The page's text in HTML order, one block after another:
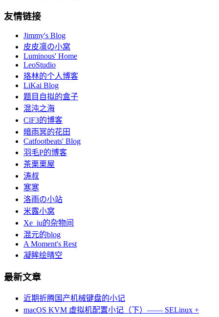
友情链接
Jimmy's Blog
皮皮凛の小窝
Luminous' Home
LeoStudio
珞林的个人博客
LiKai Blog
题目自拟的盒子
混沌之海
ClF3的博客
暗雨冥的花田
Catfootbeats' Blog
羽毛P的博客
茶栗栗屋
涛叔
寒寒
洛雨の小站
米露小窝
Xe_iu的杂物间
混元的blog
A Moment's Rest
凝眸绘晴空
最新文章
近期折腾国产机械键盘的小记
macOS KVM 虚拟机配置小记（下）—— SELinux +